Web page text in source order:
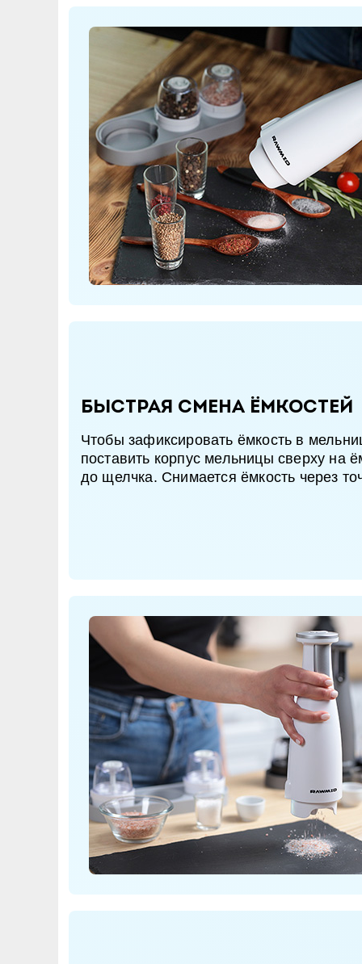
Быстрая смена ёмкостей
Чтобы зафиксировать ёмкость в
поставить корпус мельницы сверху на
до щелчка. Снимается ёмкость через